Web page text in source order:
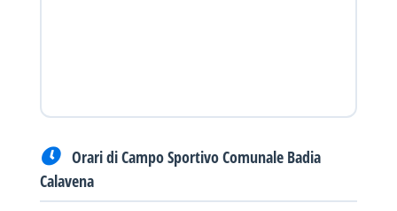
Orari di Campo Sportivo Comunale Badia
Calavena